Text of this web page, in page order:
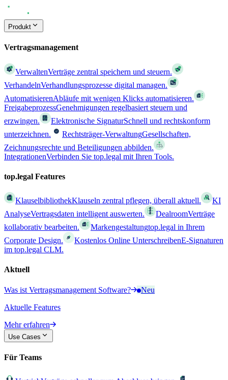
Produkt
Vertragsmanagement
VerwaltenVerträge zentral speichern und steuern.
VerhandelnVerhandlungsprozesse digital managen.
AutomatisierenAbläufe mit wenigen Klicks automatisieren.
FreigabeprozessGenehmigungen regelbasiert steuern und
erzwingen.
Elektronische SignaturSchnell und rechtskonform
unterzeichnen.
Rechtsträger-VerwaltungGesellschaften,
Zeichnungsrechte und Beteiligungen abbilden.
IntegrationenVerbinden Sie top.legal mit Ihren Tools.
top.legal Features
KlauselbibliothekKlauseln zentral pflegen, überall aktuell.
KI
AnalyseVertragsdaten intelligent auswerten. DealroomVerträge
kollaborativ bearbeiten.
Markengestaltungtop.legal in Ihrem
Corporate Design.
Kostenlos Online UnterschreibenE-Signaturen
im top.legal CLM.
Aktuell
Was ist Vertragsmanagement Software?
Neu
Aktuelle Features
Mehr erfahren
Use Cases
Für Teams